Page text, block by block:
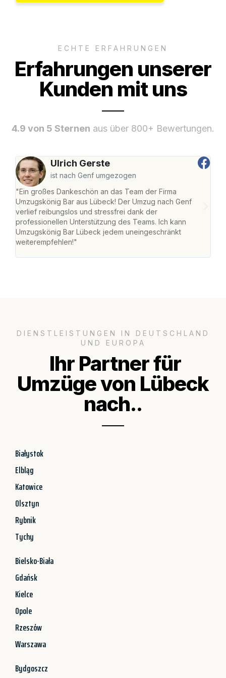
ECHTE ERFAHRUNGEN
Erfahrungen unserer
Kunden mit uns
4.9 von 5 Sternen aus über 800+ Bewertungen.
Ulrich Gerste
ist nach Genf umgezogen
"Ein großes Dankeschön an das Team der Firma
Umzugskönig Bar aus Lübeck! Der Umzug nach Genf
verlief reibungslos und stressfrei dank der
professionellen Unterstützung des Teams. Ich kann
Umzugskönig Bar Lübeck jedem uneingeschränkt
weiterempfehlen!"
DIENSTLEISTUNGEN IN DEUTSCHLAND
UND EUROPA
Ihr Partner für
Umzüge von Lübeck
nach..
Białystok
Elbląg
Katowice
Olsztyn
Rybnik
Tychy
Bielsko-Biała
Gdańsk
Kielce
Opole
Rzeszów
Warszawa
Bydgoszcz